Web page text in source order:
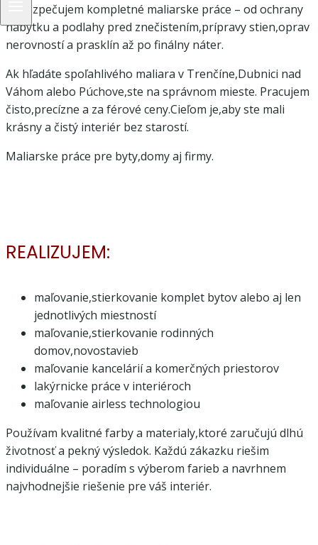
Zabezpečujem kompletné maliarske práce – od ochrany
nábytku a podlahy pred znečistením,prípravy stien,oprav
nerovností a prasklín až po finálny náter.
Ak hľadáte spoľahlivého maliara v Trenčíne,Dubnici nad
Váhom alebo Púchove,ste na správnom mieste. Pracujem
čisto,precízne a za férové ceny.Cieľom je,aby ste mali
krásny a čistý interiér bez starostí.
Maliarske práce pre byty,domy aj firmy.
REALIZUJEM:
maľovanie,stierkovanie komplet bytov alebo aj len
jednotlivých miestností
maľovanie,stierkovanie rodinných
domov,novostavieb
maľovanie kancelárií a komerčných priestorov
lakýrnicke práce v interiéroch
maľovanie airless technologiou
Používam kvalitné farby a materialy,ktoré zaručujú dlhú
životnosť a pekný výsledok. Každú zákazku riešim
individuálne – poradím s výberom farieb a navrhnem
najvhodnejšie riešenie pre váš interiér.